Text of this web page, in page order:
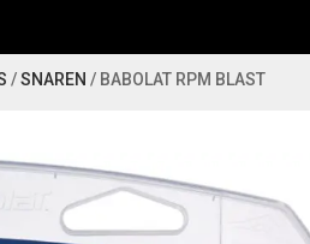
/SNAREN / BABOLAT RPM BLAST